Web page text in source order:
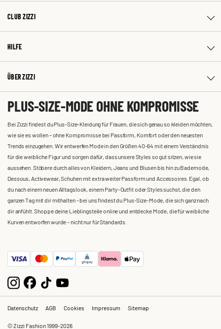
CLUB ZIZZI
HILFE
ÜBER ZIZZI
PLUS-SIZE-MODE OHNE KOMPROMISSE
Bei Zizzi findest du Plus-Size-Kleidung für Frauen, die sich genau so kleiden möchten,
wie sie es wollen – ohne Kompromisse bei Passform, Komfort oder den neuesten
Trends einzugehen. Wir entwerfen Mode in den Größen 40-64 mit einem Verständnis
für die weibliche Figur und sorgen dafür, dass unsere Styles so gut sitzen, wie sie
aussehen. Stöbere durch alles von Kleidern, Jeans und Blusen bis hin zu Bademode,
Dessous, Activewear, Schuhen mit extra weiter Passform und Accessoires. Egal, ob
du nach einem neuen Alltagslook, einem Party-Outfit oder Styles suchst, die den
ganzen Tag mit dir mithalten – bei uns findest du Plus-Size-Mode, die sich ganz nach
dir anfühlt. Shoppe deine Lieblingsteile online und entdecke Mode, die für weibliche
Kurven entworfen wurde – nicht nur für Standards.
Datenschutz AGB Cookies Impressum Sitemap
© Zizzi Fashion 1999-2026